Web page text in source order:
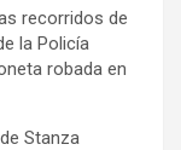
recorridos de
la Policía
robada en
Stanza